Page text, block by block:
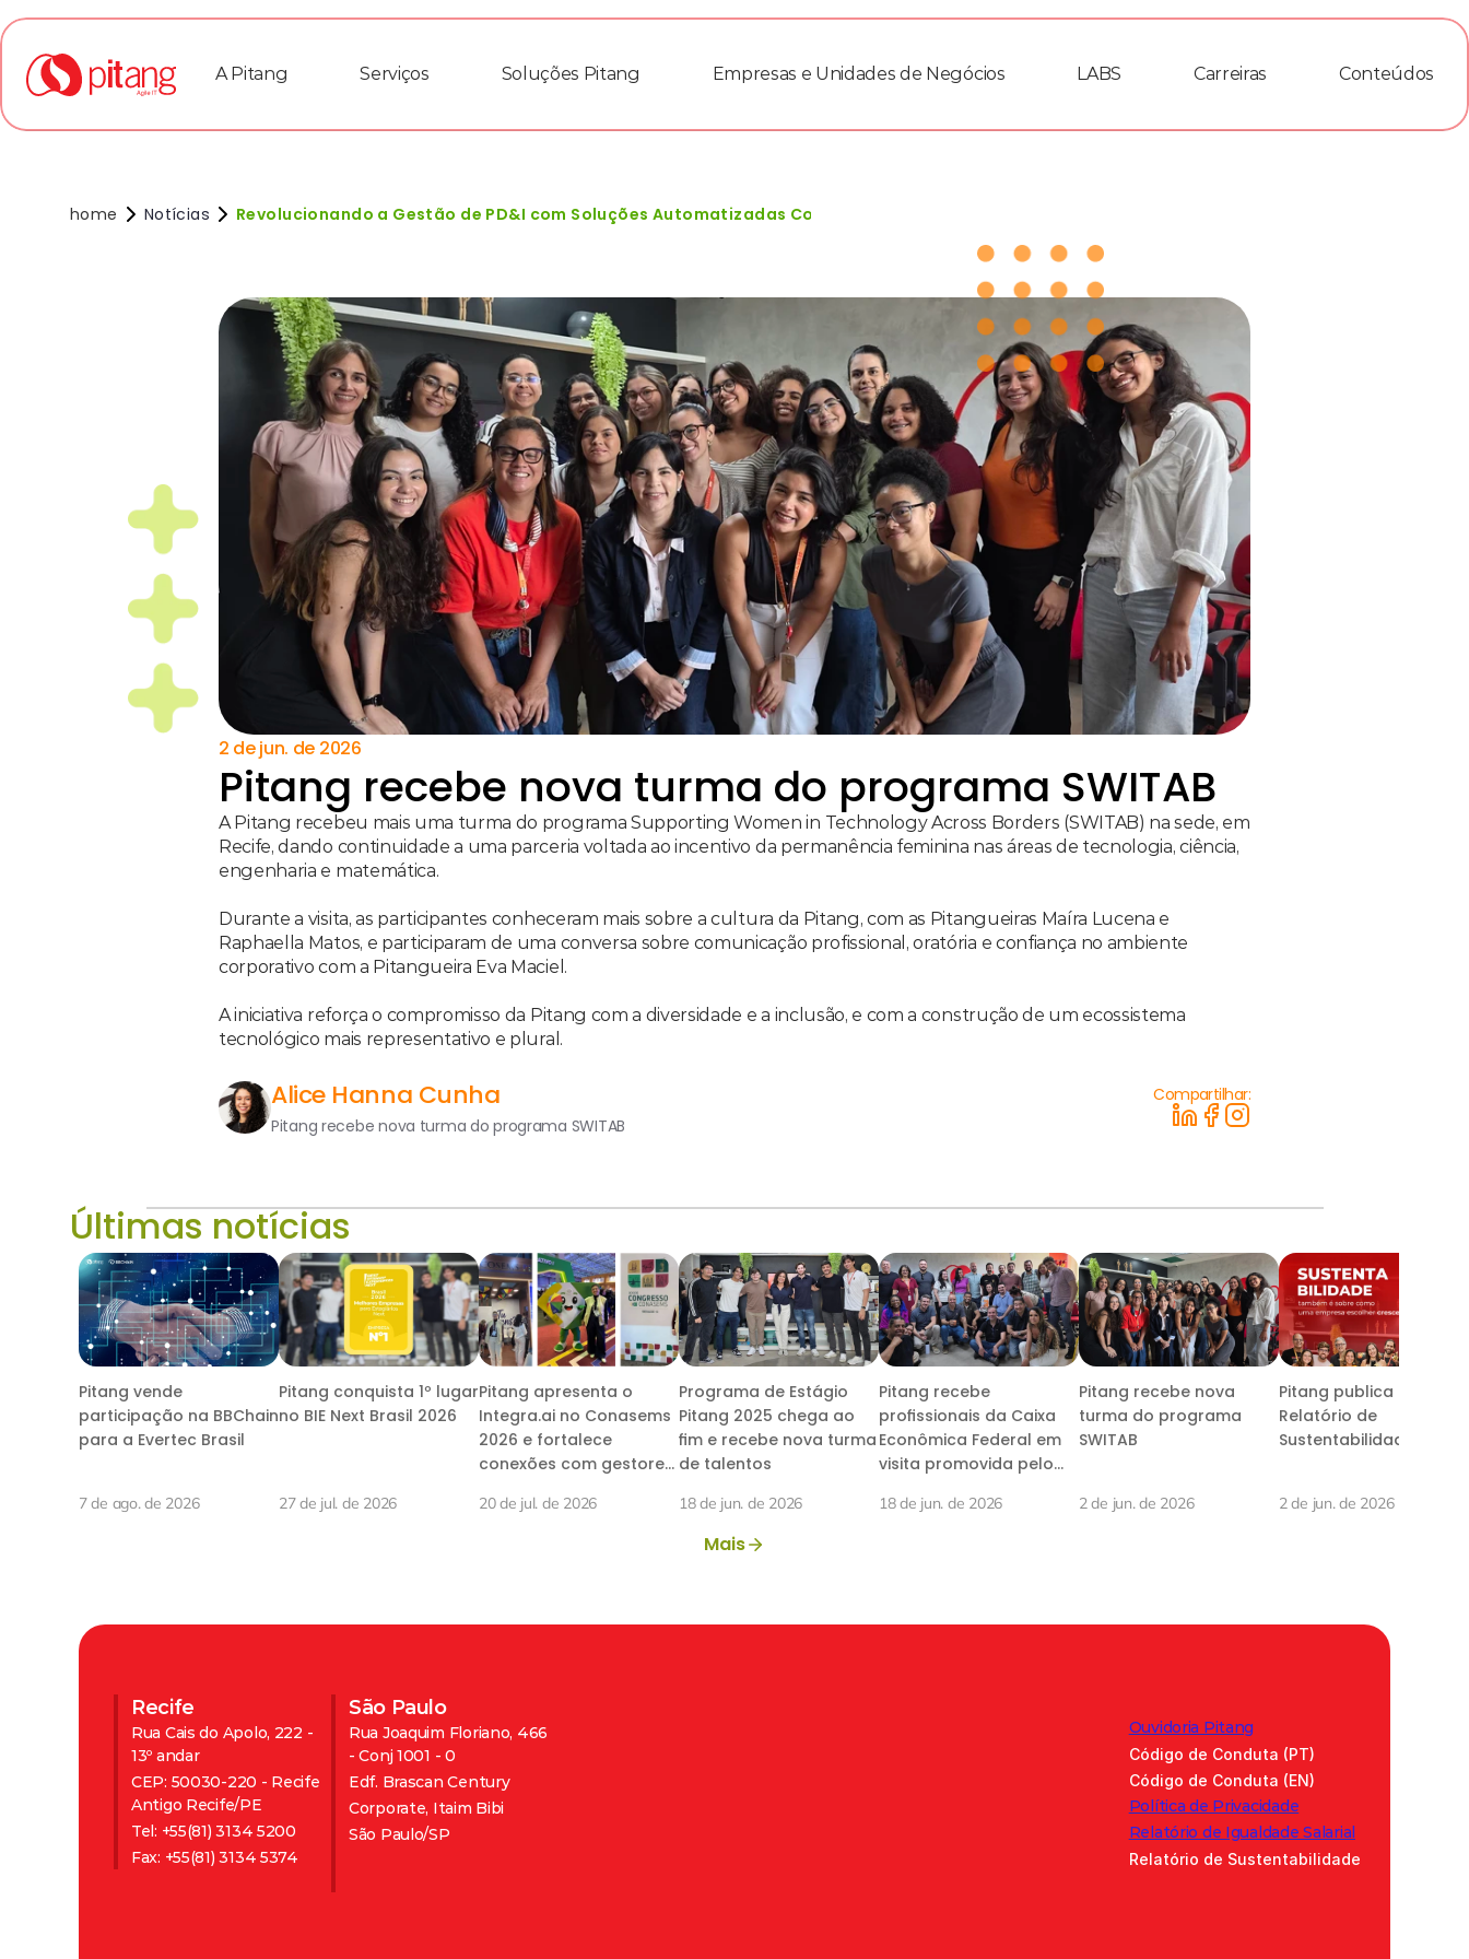
A Pitang Serviços Soluções Pitang Empresas e Unidades de Negócios LABS Carreiras Conteúdos
home Notícias Revolucionando a Gestão de PD&I com Soluções Automatizadas Copy
2 de jun. de 2026
Pitang recebe nova turma do programa SWITAB
A Pitang recebeu mais uma turma do programa Supporting Women in Technology Across Borders (SWITAB) na sede, em
Recife, dando continuidade a uma parceria voltada ao incentivo da permanência feminina nas áreas de tecnologia, ciência,
engenharia e matemática.
Durante a visita, as participantes conheceram mais sobre a cultura da Pitang, com as Pitangueiras Maíra Lucena e
Raphaella Matos, e participaram de uma conversa sobre comunicação profissional, oratória e confiança no ambiente
corporativo com a Pitangueira Eva Maciel.
A iniciativa reforça o compromisso da Pitang com a diversidade e a inclusão, e com a construção de um ecossistema
tecnológico mais representativo e plural.
Alice Hanna Cunha
Pitang recebe nova turma do programa SWITAB
Compartilhar:
Últimas notícias
Pitang vende
participação na BBChain
para a Evertec Brasil
7 de ago. de 2026
Pitang conquista 1º lugar
no BIE Next Brasil 2026
27 de jul. de 2026
Pitang apresenta o
Integra.ai no Conasems
2026 e fortalece
conexões com gestores
20 de jul. de 2026
Programa de Estágio
Pitang 2025 chega ao
fim e recebe nova turma
de talentos
18 de jun. de 2026
Pitang recebe
profissionais da Caixa
Econômica Federal em
visita promovida pelo
18 de jun. de 2026
Pitang recebe nova
turma do programa
SWITAB
2 de jun. de 2026
Pitang publica seu
Relatório de
Sustentabilidade
2 de jun. de 2026
Mais
Recife
Rua Cais do Apolo, 222 -
13º andar
CEP: 50030-220 - Recife
Antigo Recife/PE
Tel: +55(81) 3134 5200
Fax: +55(81) 3134 5374
São Paulo
Rua Joaquim Floriano, 466
- Conj 1001 - 0
Edf. Brascan Century
Corporate, Itaim Bibi
São Paulo/SP
Ouvidoria Pitang
Código de Conduta (PT)
Código de Conduta (EN)
Política de Privacidade
Relatório de Igualdade Salarial
Relatório de Sustentabilidade